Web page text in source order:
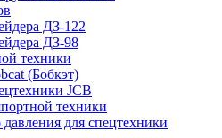
ДЗ-122
ДЗ-98
техники
(Бобкэт)
JCB
техники
для спецтехники